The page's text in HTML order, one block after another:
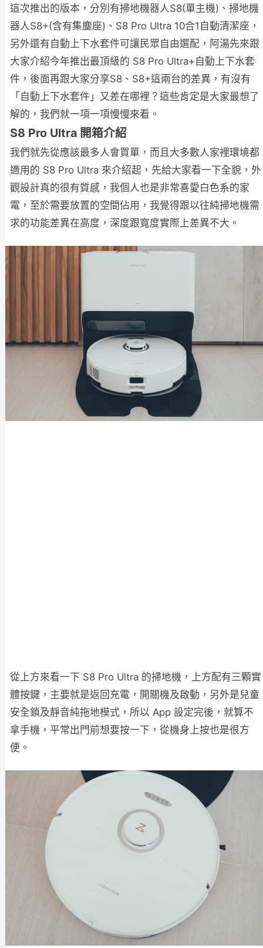
這次推出的版本，分別有掃地機器人S8(單主機)、掃地機
器人S8+(含有集塵座)、S8 Pro Ultra 10合1自動清潔座，
另外還有自動上下水套件可讓民眾自由選配，阿湯先來跟
大家介紹今年推出最頂級的 S8 Pro Ultra+自動上下水套
件，後面再跟大家分享S8、S8+這兩台的差異，有沒有
「自動上下水套件」又差在哪裡？這些肯定是大家最想了
解的，我們就一項一項慢慢來看。
S8 Pro Ultra 開箱介紹
我們就先從應該最多人會買單，而且大多數人家裡環境都
適用的 S8 Pro Ultra 來介紹起，先給大家看一下全貌，外
觀設計真的很有質感，我個人也是非常喜愛白色系的家
電，至於需要放置的空間佔用，我覺得跟以往純掃地機需
求的功能差異在高度，深度跟寬度實際上差異不大。
從上方來看一下 S8 Pro Ultra 的掃地機，上方配有三顆實
體按鍵，主要就是返回充電，開關機及啟動，另外是兒童
安全鎖及靜音純拖地模式，所以 App 設定完後，就算不
拿手機，平常出門前想要按一下，從機身上按也是很方
便。